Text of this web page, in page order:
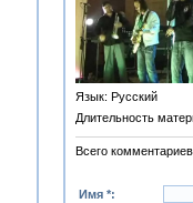
Язык: Русский
Длительность
Всего комментариев
Имя *: